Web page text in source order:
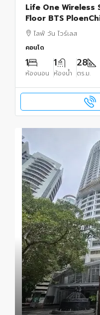
Life One Wireless
Floor BTS
ไลฟ์ วัน ไวร์เลส
คอนโด
1
ห้องนอน
1
ห้องน้ำ
28
ตร.ม.